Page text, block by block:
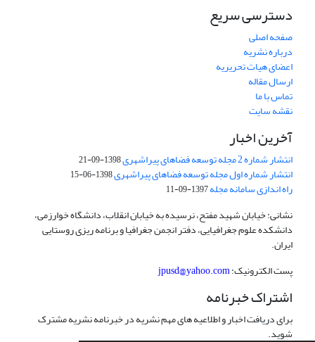
دسترسی سریع
صفحه اصلی
درباره نشریه
اعضای هیات تحریریه
ارسال مقاله
تماس با ما
نقشه سایت
آخرین اخبار
انتشار شماره 2 مجله توسعه فضاهای پیراشهری 1398-09-21
انتشار شماره اول مجله توسعه فضاهای پیراشهری1398-06-15
راه اندازی سامانه مجله1397-09-11
نشانی: خیابان شهید مفتح، نرسیده به خیابان انقلاب، دانشگاه خوارزمی،
دانشکده علوم جغرافیایی، دفتر انجمن جغرافیا و برنامه ریزی روستایی
ایران.
پست الکترونیک:jpusd@yahoo.com
اشتراک خبرنامه
برای دریافت اخبار و اطلاعیه های مهم نشریه در خبرنامه نشریه مشترک
شوید.